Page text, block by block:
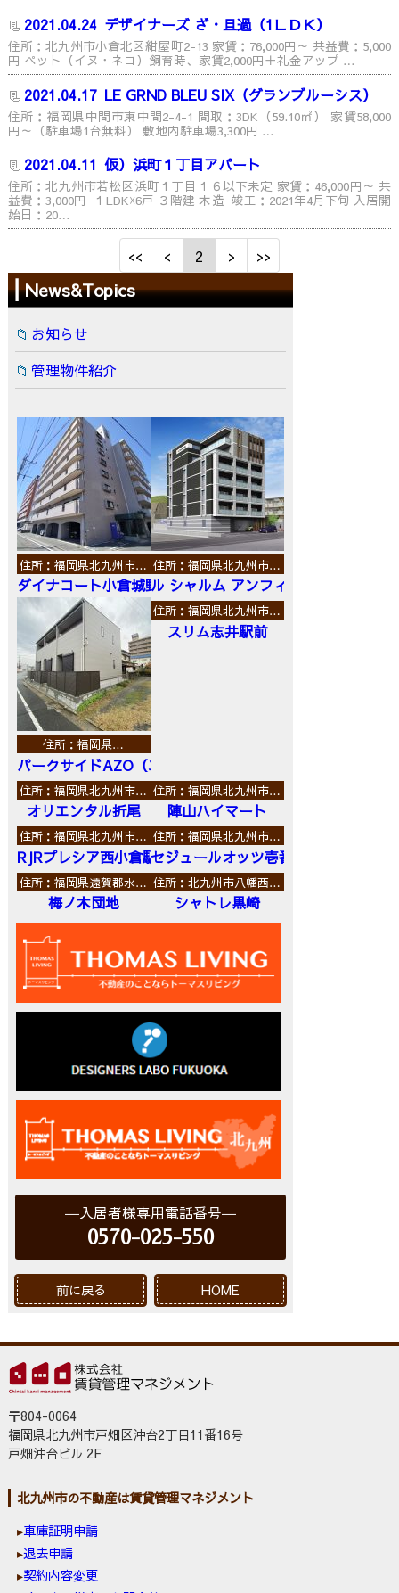
2021.04.24 デザイナーズ ざ・旦過（1ＬＤＫ）
住所：北九州市小倉北区紺屋町2-13 家賃：76,000円～ 共益費：5,000
円 ペット（イヌ・ネコ）飼育時、家賃2,000円＋礼金アップ …
2021.04.17 LE GRND BLEU SIX（グランブルーシス）
住所：福岡県中間市東中間2-4-1 間取：3DK（59.10㎡） 家賃58,000
円～（駐車場1台無料） 敷地内駐車場3,300円 …
2021.04.11 仮）浜町１丁目アパート
住所：北九州市若松区浜町１丁目１６以下未定 家賃：46,000円～ 共
益費：3,000円 １LDK☓6戸 ３階建 木造 竣工：2021年4月下旬 入居開
始日：20…
2
News&Topics
お知らせ
管理物件紹介
住所：福岡県北九州市…
ダイナコート小倉城野
住所：福岡県北九州市…
ル シャルム アンフィニ
住所：福岡県…
パークサイドAZO（エーゼットオー）
住所：福岡県北九州市…
スリム志井駅前
住所：福岡県北九州市…
オリエンタル折尾
住所：福岡県北九州市…
陣山ハイマート
住所：福岡県北九州市…
RJRプレシア西小倉駅前
住所：福岡県北九州市…
セジュールオッツ壱番館
住所：福岡県遠賀郡水…
梅ノ木団地
住所：北九州市八幡西…
シャトレ黒崎
入居者様専用電話番号
0570-025-550
前に戻る HOME
〒804-0064
福岡県北九州市戸畑区沖台2丁目11番16号
戸畑沖台ビル 2F
北九州市の不動産は賃貸管理マネジメント
車庫証明申請
退去申請
契約内容変更